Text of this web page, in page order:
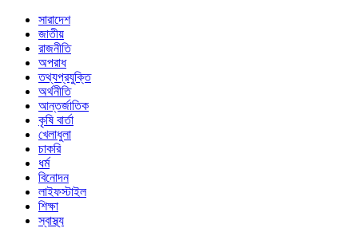
সারাদেশ
জাতীয়
রাজনীতি
অপরাধ
তথ্যপ্রযুক্তি
অর্থনীতি
আন্তর্জাতিক
কৃষি বার্তা
খেলাধুলা
চাকরি
ধর্ম
বিনোদন
লাইফস্টাইল
শিক্ষা
স্বাস্থ্য